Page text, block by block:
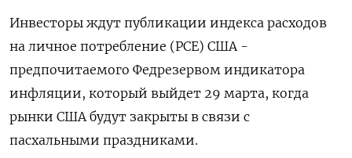
Инвесторы ждут публикации индекса расходов
на личное потребление (PCE) США -
предпочитаемого Федрезервом индикатора
инфляции, который выйдет 29 марта, когда
рынки США будут закрыты в связи с
пасхальными праздниками.